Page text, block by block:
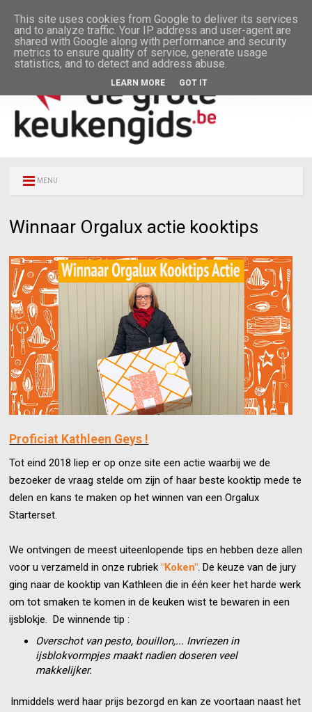
MENU
Winnaar Orgalux actie kooktips
Proficiat Kathleen Geys !
Tot eind 2018 liep er op onze site een actie waarbij we de
bezoeker de vraag stelde om zijn of haar beste kooktip mede te
delen en kans te maken op het winnen van een Orgalux
Starterset.
We ontvingen de meest uiteenlopende tips en hebben deze allen
voor u verzameld in onze rubriek"Koken". De keuze van de jury
ging naar de kooktip van Kathleen die in één keer het harde werk
om tot smaken te komen in de keuken wist te bewaren in een
ijsblokje. De winnende tip :
Overschot van pesto, bouillon,... Invriezen in
ijsblokvormpjes maakt nadien doseren veel
makkelijker.
Inmiddels werd haar prijs bezorgd en kan ze voortaan naast het
This site uses cookies from Google to deliver its services
and to analyze traffic. Your IP address and user-agent are
shared with Google along with performance and security
metrics to ensure quality of service, generate usage
statistics, and to detect and address abuse.
LEARN MORE GOT IT